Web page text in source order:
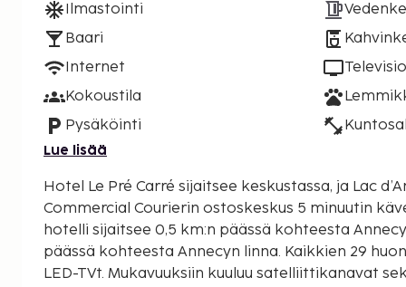
Ilmastointi
Baari
Internet
Kokoustila
Pysäköinti
Televisio
Lue lisää
Hotel Le Pré Carré sijaitsee keskustassa, ja Lac
Commercial Courierin ostoskeskus 5 minuutin
hotelli sijaitsee 0,5 km:n päässä kohteesta
päässä kohteesta Annecyn linna. Kaikkien 29
LED-TVt. Mukavuuksiin kuuluu satelliittikanavat